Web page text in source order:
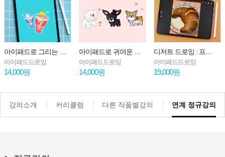
아이패드드로잉
14,000원
아이패드드로잉
14,000원
아이패드드로잉
19,000원
강의소개 커리큘럼 다른 작품별강의 연계 정규강의